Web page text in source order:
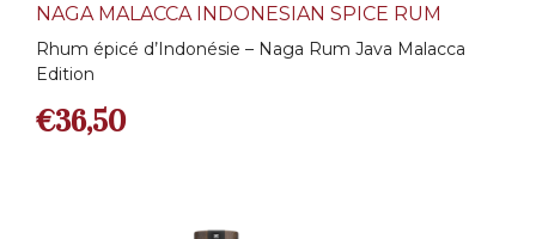
NAGA MALACCA INDONESIAN SPICE RUM
Rhum épicé d’Indonésie – Naga Rum Java Malacca
Edition
€36,50